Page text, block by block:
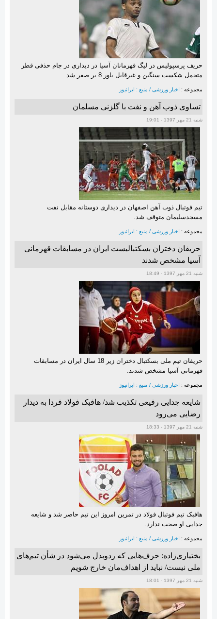
حریف پرسپولیس در لیگ قهرمانان آسیا در دیداری در جام حذفی قطر
متحمل شکست سنگین و غیرقابل باور 8 بر صفر شد.
مجموعه : اخبار ورزشی / منبع : ایرانیوز
تساوی ذوب آهن و نفت با گلزنی مسلمان
شنبه 21 مهر 1397 - 19:01
تیم فوتبال ذوب آهن اصفهان در دیداری دوستانه مقابل نفت
مسجدسلیمان متوقف شد.
مجموعه : اخبار ورزشی / منبع : ایرانیوز
حریفان دختران بسکتبالیست ایران در مسابقات قهرمانی
آسیا مشخص شدند
شنبه 21 مهر 1397 - 18:49
حریفان تیم ملی بسکتبال دختران زیر 18 سال ایران در مسابقات
قهرمانی آسیا مشخص شدند.
مجموعه : اخبار ورزشی / منبع : ایرانیوز
شایعه جدایی رفیعی تکذیب شد/ هافبک فولاد فردا به دیدار
رضایی می‌رود
شنبه 21 مهر 1397 - 18:33
هافبک تیم فوتبال فولاد در تمرین امروز این تیم حاضر شد و شایعه
جدایی او صحت ندارد.
مجموعه : اخبار ورزشی / منبع : ایرانیوز
بختیاری‌زاده: حرف‌هایی که ردوبدل می‌شود در شأن تیم‌‌های
ملی نیست/ نباید از اهداف‌مان خارج شویم
شنبه 21 مهر 1397 - 18:01